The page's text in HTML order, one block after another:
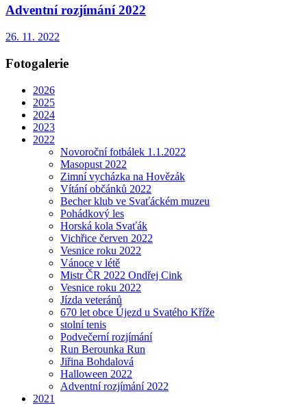
Adventní rozjímání 2022
26. 11. 2022
Fotogalerie
2026
2025
2024
2023
2022
Novoroční fotbálek 1.1.2022
Masopust 2022
Zimní vycházka na Hovězák
Vítání občánků 2022
Becher klub ve Svaťáckém muzeu
Pohádkový les
Horská kola Svaťák
Vichřice červen 2022
Vesnice roku 2022
Vánoce v létě
Mistr ČR 2022 Ondřej Cink
Vesnice roku 2022
Jízda veteránů
670 let obce Újezd u Svatého Kříže
stolní tenis
Podvečerní rozjímání
Run Berounka Run
Jiřina Bohdalová
Halloween 2022
Adventní rozjímání 2022
2021